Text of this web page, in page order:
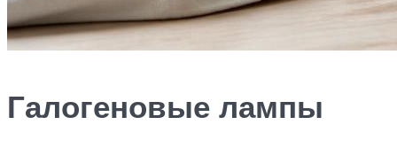
Галогеновые лампы